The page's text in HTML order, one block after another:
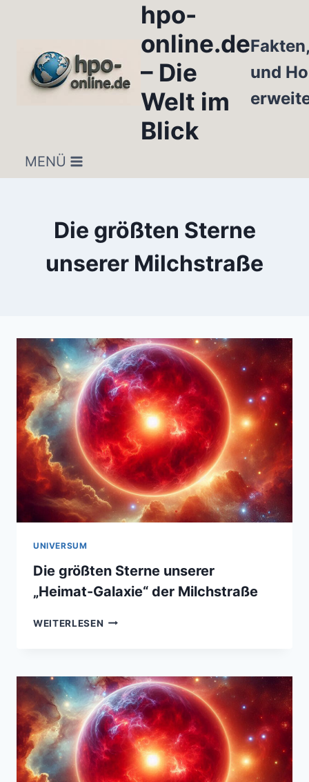
hpo-
online.de
– Die
Welt im
Blick
und
MENÜ
Die größten Sterne
unserer Milchstraße
UNIVERSUM
Die größten Sterne unserer
„Heimat-Galaxie“ der Milchstraße
WEITERLESEN DIE
HEIMAT-G
ALAXIE“ D
ER M
ILCHSTRASSE